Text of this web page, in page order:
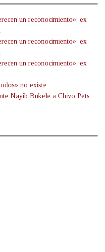
un reconocimiento»: ex
un reconocimiento»: ex
un reconocimiento»: ex
no existe
Nayib Bukele a Chivo Pets